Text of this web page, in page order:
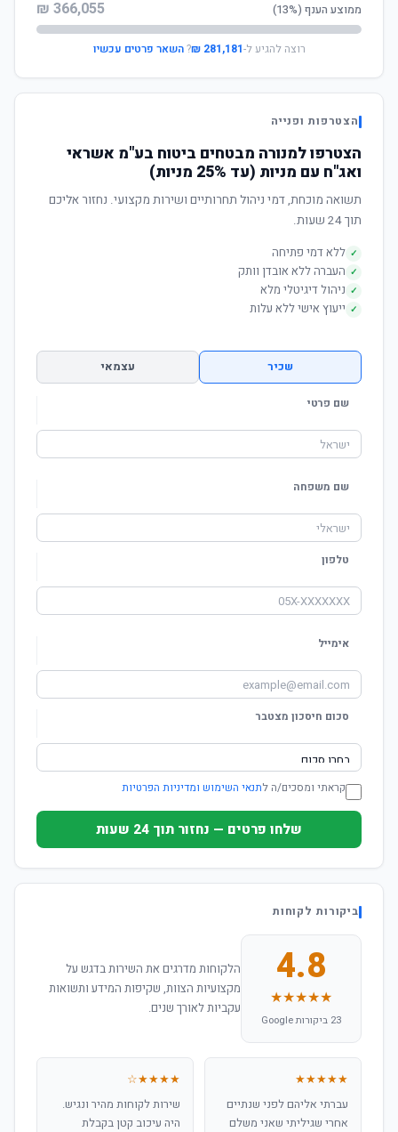
ממוצע הענף (13%) 366,055 ₪
רוצה להגיע ל-281,181 ₪
?השאר פרטים עכשיו
הצטרפות ופנייה
הצטרפו למנורה מבטחים ביטוח בע"מ אשראי
ואג"ח עם מניות (עד 25% מניות)
תשואה מוכחת, דמי ניהול תחרותיים ושירות מקצועי. נחזור אליכם
תוך 24 שעות.
✓ ללא דמי פתיחה
✓ העברה ללא אובדן וותק
✓ ניהול דיגיטלי מלא
✓ ייעוץ אישי ללא עלות
שכיר עצמאי
שם פרטי
שם משפחה
טלפון
אימייל
סכום חיסכון מצטבר
קראתי ומסכים/ה לתנאי השימוש ומדיניות הפרטיות
שלחו פרטים — נחזור תוך 24 שעות
ביקורות לקוחות
4.8
★★★★★
23 ביקורות Google
הלקוחות מדרגים את השירות בדגש על
מקצועיות הצוות, שקיפות המידע ותשואות
עקביות לאורך שנים.
★★★★★
עברתי אליהם לפני שנתיים
אחרי שגיליתי שאני משלם
★★★★☆
שירות לקוחות מהיר ונגיש.
היה עיכוב קטן בקבלת